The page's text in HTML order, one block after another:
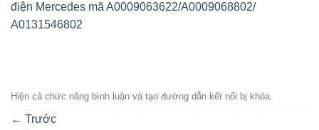
điện Mercedes mã A0009063622/A0009068802/
A0131546802
Hiện cả chức năng bình luận và tạo đường dẫn kết nối bị khóa.
← Trước